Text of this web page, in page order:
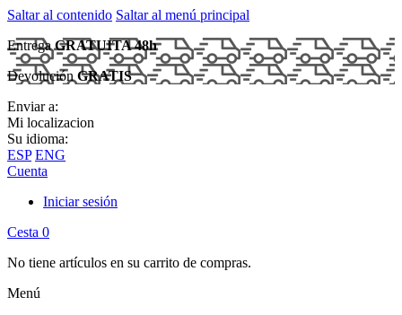
Saltar al contenido Saltar al menú principal
EntregaGRATUITA 48h
DevoluciónGRATIS
Enviar a:
Mi localizacion
Su idioma:
ESP ENG
Cuenta
Iniciar sesión
Cesta 0
No tiene artículos en su carrito de compras.
Menú